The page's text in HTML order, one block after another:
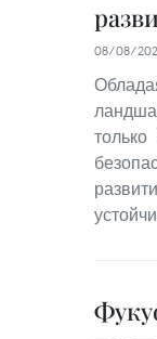
08/08/